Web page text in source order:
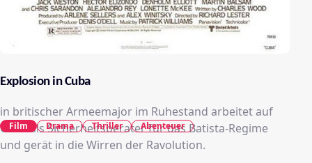
Explosion in Cuba
in britischer Armeemajor im Ruhestand arbeitet auf
Cuba als Sicherheitsberater für das Batista-Regime
und gerät in die Wirren der Ravolution.
Film Drama Thriller Abenteuer